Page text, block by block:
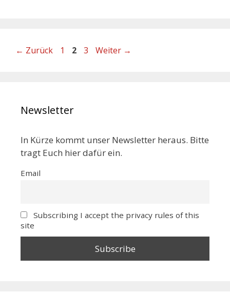
← Zurück 1 2 3 Weiter →
Newsletter
In Kürze kommt unser Newsletter heraus. Bitte
tragt Euch hier dafür ein.
Email
Subscribing I accept the privacy rules of this
site